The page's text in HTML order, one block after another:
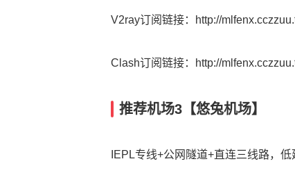
V2ray订阅链接：http://
Clash订阅链接：http://
推荐机场3【悠兔机场】
IEPL专线+公网隧道+直连三线路，